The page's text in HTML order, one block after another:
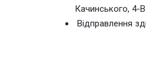
Качинського, 4-В
Відправлення